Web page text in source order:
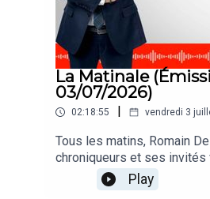
La Matinale
03/07/2026)
02:18:55 vendredi 3
Tous les matins, Romain
chroniqueurs et ses invités
#LaMatinale
Play